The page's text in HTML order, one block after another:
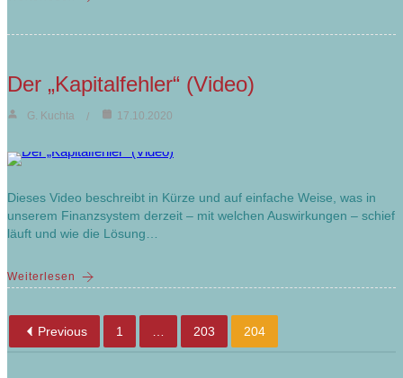
Der „Kapitalfehler“ (Video)
G. Kuchta 17.10.2020
Dieses Video beschreibt in Kürze und auf einfache Weise, was in
unserem Finanzsystem derzeit – mit welchen Auswirkungen – schief
läuft und wie die Lösung…
Weiterlesen
Previous 1 203 204